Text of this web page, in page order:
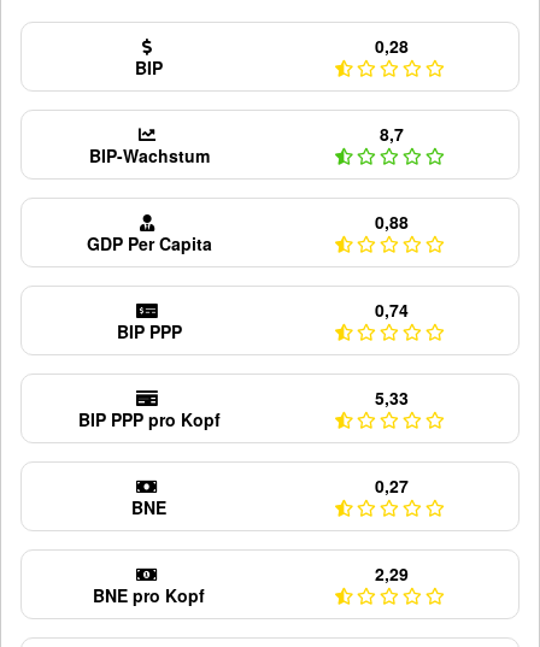
BIP
0,28
BIP-Wachstum
8,7
GDP Per Capita
0,88
BIP PPP
0,74
BIP PPP pro Kopf
5,33
BNE
0,27
BNE pro Kopf
2,29